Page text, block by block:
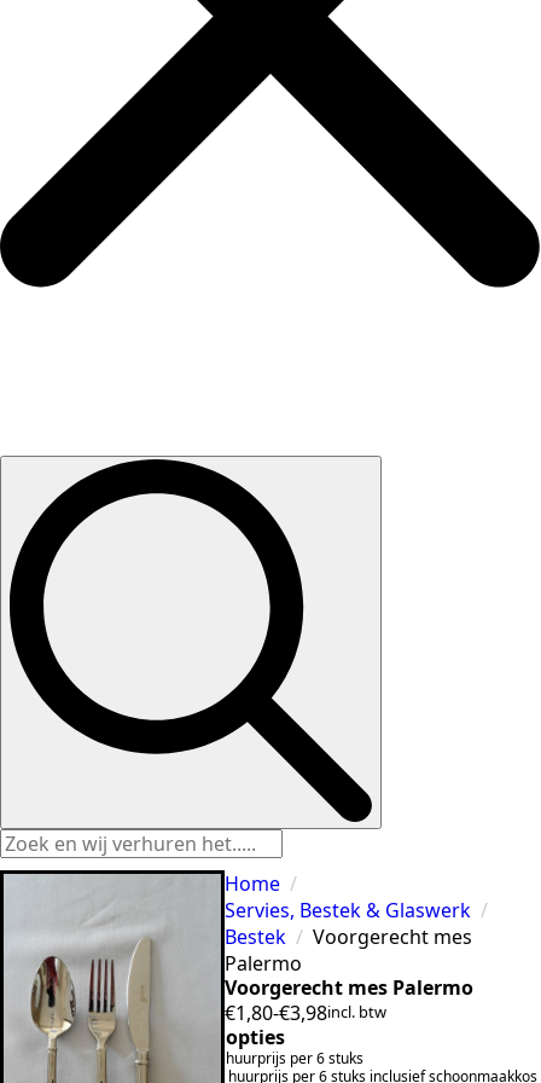
Home
Servies, Bestek & Glaswerk
Bestek
Voorgerecht mes
Palermo
Voorgerecht mes Palermo
€1,80-€3,98
Prijsklasse:
€1,80
tot
incl. btw
opties
huurprijs per 6 stuks
huurprijs per 6 stuks inclusief schoonmaakkos